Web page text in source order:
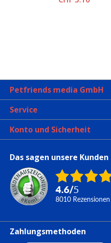
Petfriends media GmbH
Service
Konto und Sicherheit
Das sagen unsere Kunden
4.6/5
8010 Rezensionen
Zahlungsmethoden